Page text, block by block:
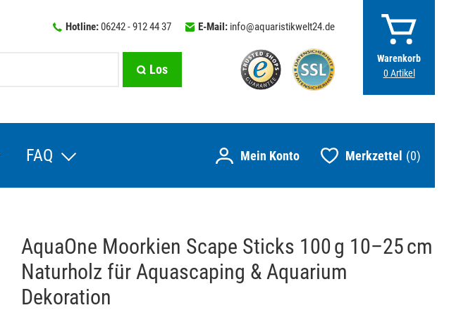
Warenkorb
0 Artikel
Hotline:06242 - 912 44 37 E-Mail: info@aquaristikwelt24.de
Los
FAQ Merkzettel 0
AquaOne Moorkien Scape Sticks 100 g 10–25 cm
Naturholz für Aquascaping & Aquarium
Dekoration